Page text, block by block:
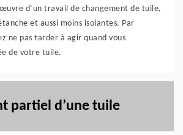
d’un travail de changement de tuile,
et aussi moins isolantes. Par
ne pas tarder à agir quand vous
de votre tuile.
partiel d’une tuile